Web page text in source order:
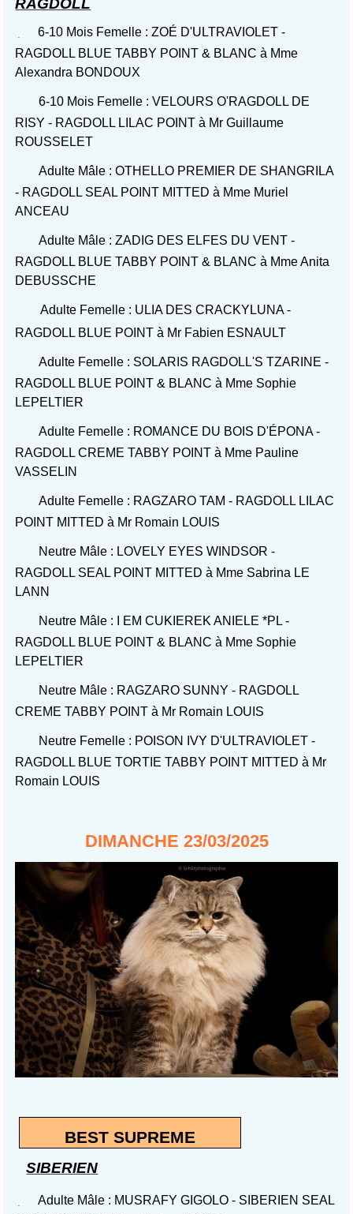
RAGDOLL
6-10 Mois Femelle : ZOÉ D'ULTRAVIOLET -
RAGDOLL BLUE TABBY POINT & BLANC à Mme
Alexandra BONDOUX
6-10 Mois Femelle : VELOURS O'RAGDOLL DE
RISY - RAGDOLL LILAC POINT à Mr Guillaume
ROUSSELET
Adulte Mâle : OTHELLO PREMIER DE SHANGRILA
- RAGDOLL SEAL POINT MITTED à Mme Muriel
ANCEAU
Adulte Mâle : ZADIG DES ELFES DU VENT -
RAGDOLL BLUE TABBY POINT & BLANC à Mme Anita
DEBUSSCHE
Adulte Femelle : ULIA DES CRACKYLUNA -
RAGDOLL BLUE POINT à Mr Fabien ESNAULT
Adulte Femelle : SOLARIS RAGDOLL'S TZARINE -
RAGDOLL BLUE POINT & BLANC à Mme Sophie
LEPELTIER
Adulte Femelle : ROMANCE DU BOIS D'ÉPONA -
RAGDOLL CREME TABBY POINT à Mme Pauline
VASSELIN
Adulte Femelle : RAGZARO TAM - RAGDOLL LILAC
POINT MITTED à Mr Romain LOUIS
Neutre Mâle : LOVELY EYES WINDSOR -
RAGDOLL SEAL POINT MITTED à Mme Sabrina LE
LANN
Neutre Mâle : I EM CUKIEREK ANIELE *PL -
RAGDOLL BLUE POINT & BLANC à Mme Sophie
LEPELTIER
Neutre Mâle : RAGZARO SUNNY - RAGDOLL
CREME TABBY POINT à Mr Romain LOUIS
Neutre Femelle : POISON IVY D'ULTRAVIOLET -
RAGDOLL BLUE TORTIE TABBY POINT MITTED à Mr
Romain LOUIS
DIMANCHE 23/03/2025
BEST SUPREME
SIBERIEN
Adulte Mâle : MUSRAFY GIGOLO - SIBERIEN SEAL